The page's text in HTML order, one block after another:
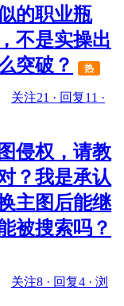
的职业瓶
不是实操出
突破？
热
关注21 · 回复11 ·
侵权，请教
？我是承认
主图后能继
被搜索吗？
关注8 · 回复4 · 浏